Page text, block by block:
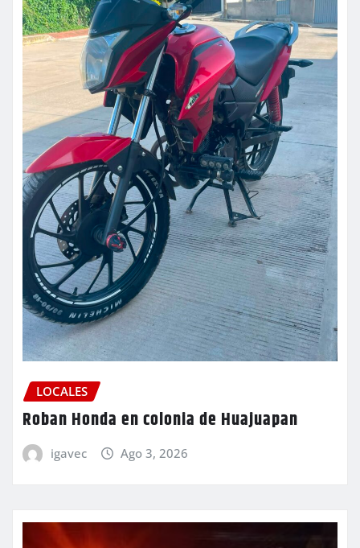
LOCALES
Roban Honda en colonia de Huajuapan
igavec Ago 3, 2026